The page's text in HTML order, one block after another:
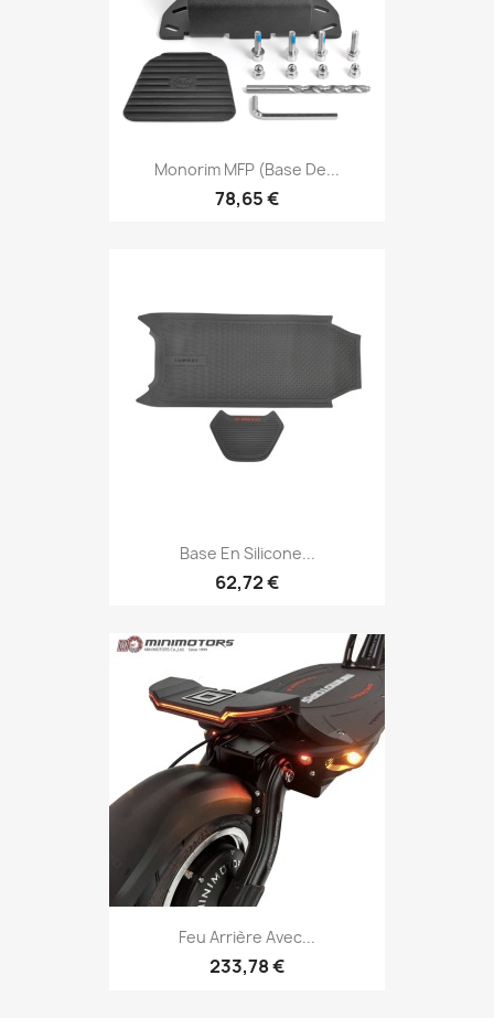
Monorim MFP (base De...
78,65 €
Base En Silicone...
62,72 €
Feu Arrière Avec...
233,78 €